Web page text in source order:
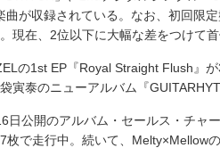
曲が収録されている。なお、初回限
現在、2位以下に大幅な差をつけて首
の1st EP『Royal Straight Flush』
寅泰のニューアルバム『
公開のアルバム・セールス・チャ
枚で走行中。続いて、Melty×Mellow